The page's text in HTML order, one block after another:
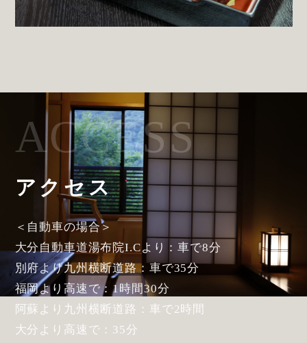
ACCESS
アクセス
＜自動車の場合＞
大分自動車道湯布院I.Cより：車で8分
別府より九州横断道路：車で35分
福岡より高速で：1時間30分
阿蘇より九州横断道路：車で2時間
大分より高速で：35分